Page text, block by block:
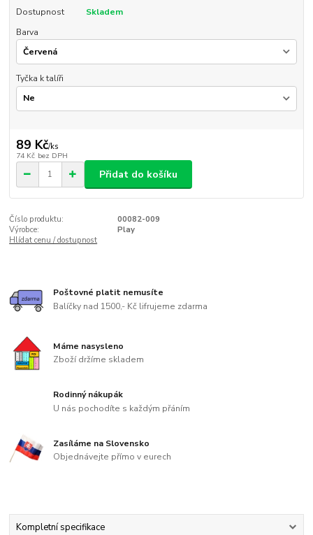
Dostupnost
Skladem
Barva
Tyčka k talíři
89 Kč/ks
74 Kč bez DPH
Přidat do košíku
Číslo produktu:
00082-009
Výrobce:
Play
Hlídat cenu / dostupnost
Poštovné platit nemusíte
Balíčky nad 1500,- Kč lifrujeme zdarma
Máme nasysleno
Zboží držíme skladem
Rodinný nákupák
U nás pochodíte s každým přáním
Zasíláme na Slovensko
Objednávejte přímo v eurech
Kompletní specifikace